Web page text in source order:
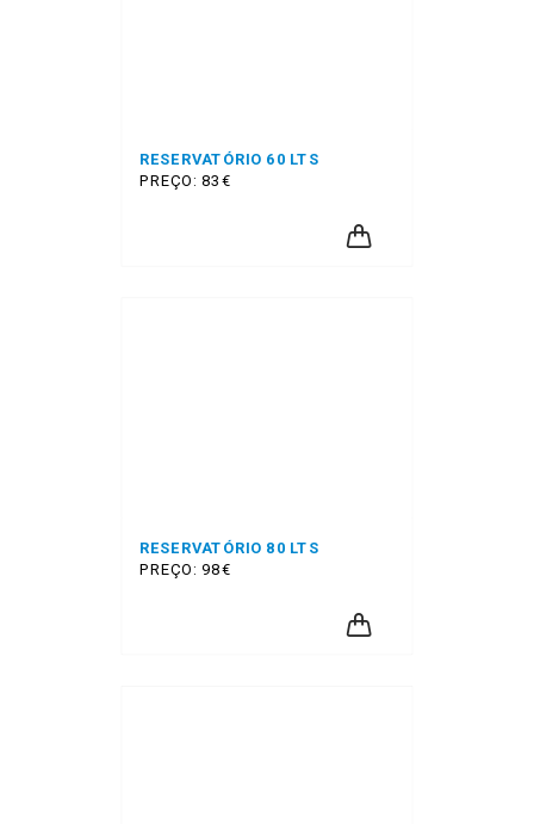
RESERVATÓRIO 60 LTS
PREÇO: 83€
RESERVATÓRIO 80 LTS
PREÇO: 98€